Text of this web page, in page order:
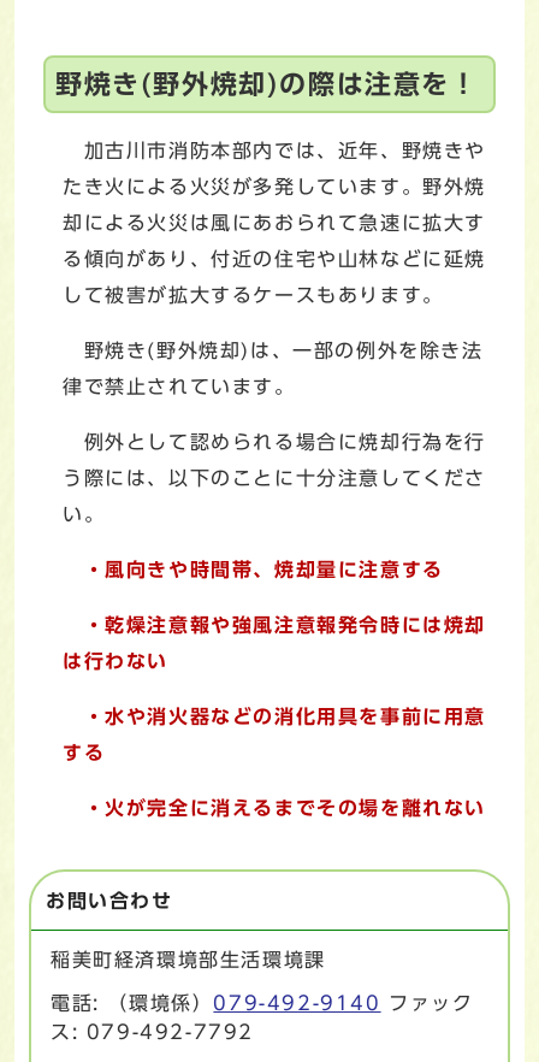
野焼き(野外焼却)の際は注意を！
加古川市消防本部内では、近年、野焼きや
たき火による火災が多発しています。野外焼
却による火災は風にあおられて急速に拡大す
る傾向があり、付近の住宅や山林などに延焼
して被害が拡大するケースもあります。
野焼き(野外焼却)は、一部の例外を除き法
律で禁止されています。
例外として認められる場合に焼却行為を行
う際には、以下のことに十分注意してくださ
い。
・風向きや時間帯、焼却量に注意する
・乾燥注意報や強風注意報発令時には焼却
は行わない
・水や消火器などの消化用具を事前に用意
する
・火が完全に消えるまでその場を離れない
お問い合わせ
稲美町経済環境部生活環境課
電話: （環境係） 079-492-9140
ファック
ス: 079-492-7792